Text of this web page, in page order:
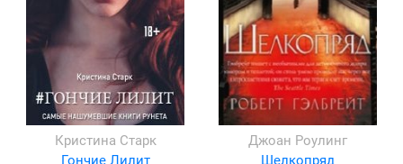
Кристина Старк
Гончие Лилит
Джоан Роулинг
Шелкопряд